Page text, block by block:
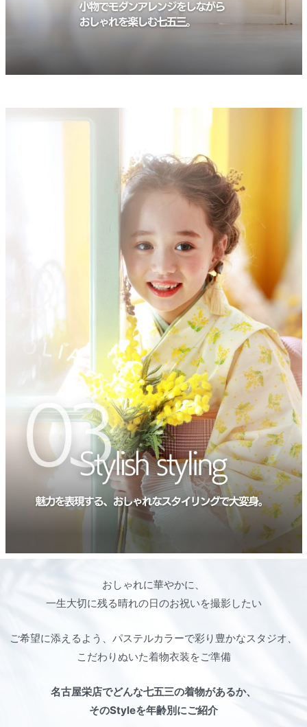
おしゃれに華やかに、
一生大切に残る晴れの日のお祝いを撮影したい
ご希望に添えるよう、パステルカラーで彩り豊かなスタジオ、
こだわりぬいた着物衣装をご準備
名古屋栄店でどんな七五三の着物があるか、
そのStyleを年齢別にご紹介